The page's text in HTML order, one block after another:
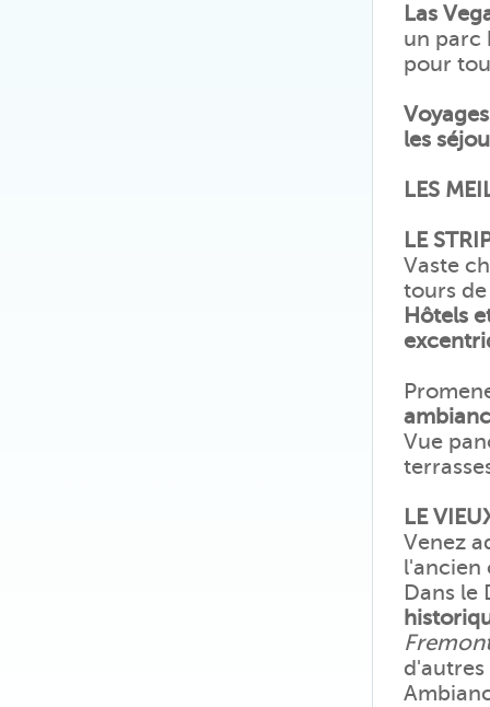
Las
un parc
pour
les
LES
LE
Vaste
tours
Hôtels
Vue
LE
Venez
l'ancien
Dans le